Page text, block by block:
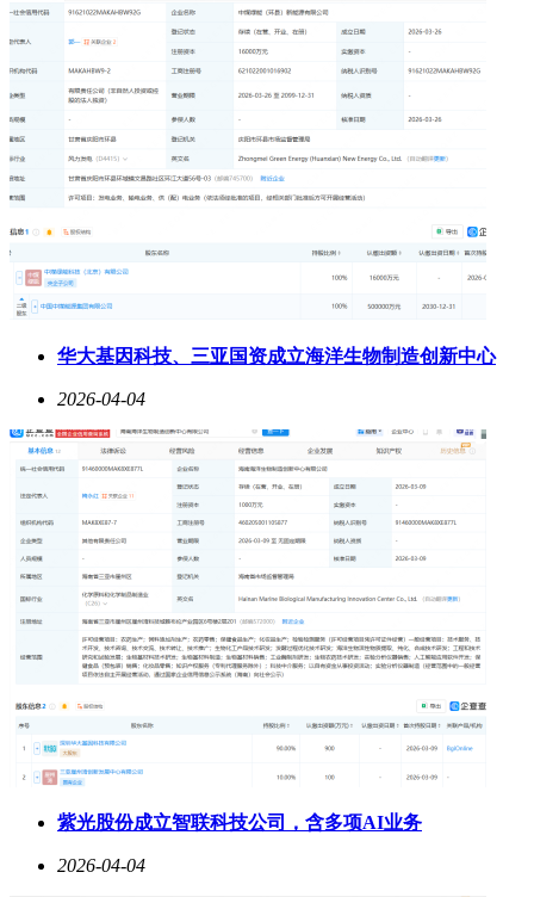
华大基因科技、三亚国资成立海洋生物制造创新中心
2026-04-04
紫光股份成立智联科技公司，含多项AI业务
2026-04-04